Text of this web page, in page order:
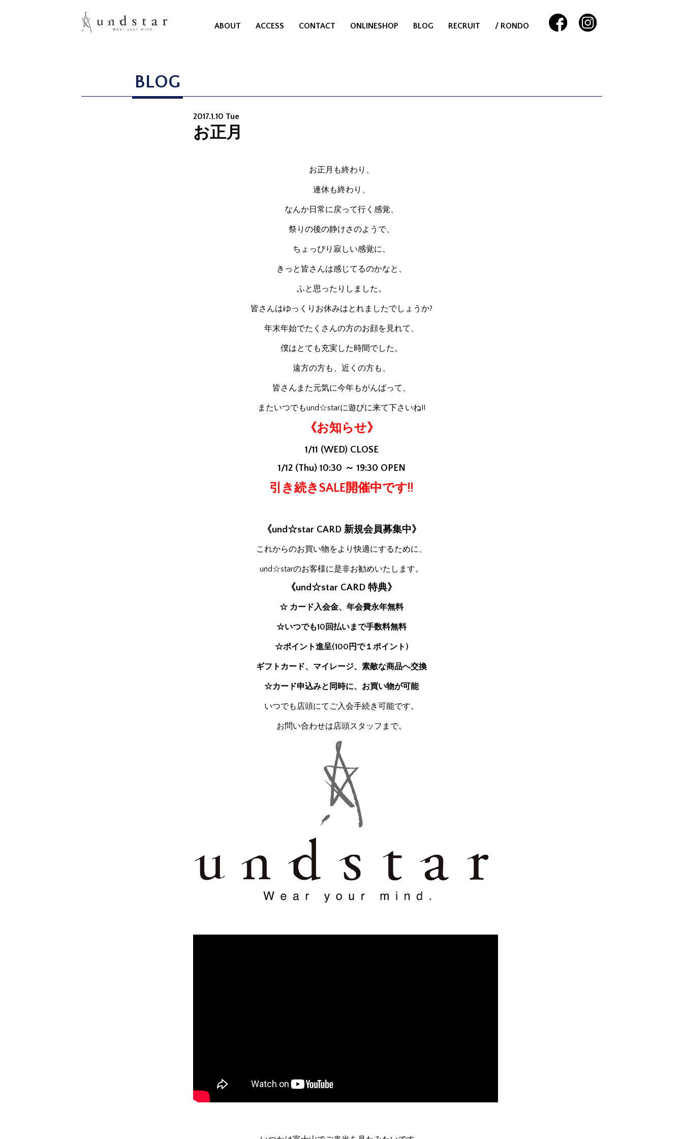
ABOUT ACCESS CONTACT ONLINESHOP BLOG RECRUIT / RONDO
BLOG
2017.1.10 Tue
お正月
お正月も終わり、
連休も終わり、
なんか日常に戻って行く感覚、
祭りの後の静けさのようで、
ちょっぴり寂しい感覚に、
きっと皆さんは感じてるのかなと、
ふと思ったりしました。
皆さんはゆっくりお休みはとれましたでしょうか?
年末年始でたくさんの方のお顔を見れて、
僕はとても充実した時間でした。
遠方の方も、近くの方も、
皆さんまた元気に今年もがんばって、
またいつでもund☆starに遊びに来て下さいね!!
《お知らせ》
1/11 (WED) CLOSE
1/12 (Thu) 10:30 ～ 19:30 OPEN
引き続きSALE開催中です!!
《und☆star CARD 新規会員募集中》
これからのお買い物をより快適にするために、
und☆starのお客様に是非お勧めいたします。
《und☆star CARD 特典》
☆ カード入会金、年会費永年無料
☆いつでも10回払いまで手数料無料
☆ポイント進呈(100円で１ポイント)
ギフトカード、マイレージ、素敵な商品へ交換
☆カード申込みと同時に、お買い物が可能
いつでも店頭にてご入会手続き可能です。
お問い合わせは店頭スタッフまで。